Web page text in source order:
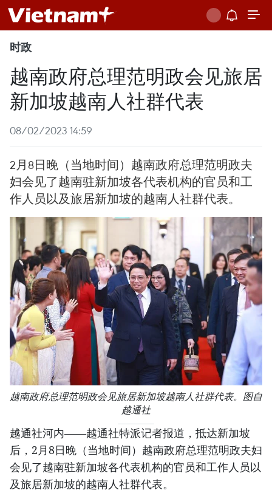
时政
越南政府总理范明政会见旅居
新加坡越南人社群代表
08/02/2023 14:59
2月8日晚（当地时间）越南政府总理范明政夫
妇会见了越南驻新加坡各代表机构的官员和工
作人员以及旅居新加坡的越南人社群代表。
越南政府总理范明政会见旅居新加坡越南人社群代表。图自
越通社
越通社河内——越通社特派记者报道，抵达新加坡
后，2月8日晚（当地时间）越南政府总理范明政夫妇
会见了越南驻新加坡各代表机构的官员和工作人员以
及旅居新加坡的越南人社群代表。